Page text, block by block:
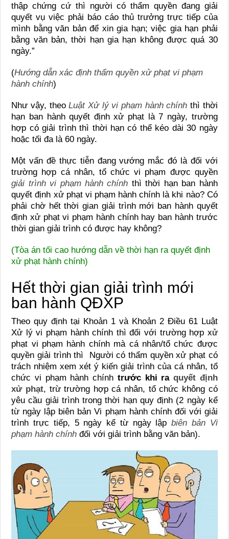
thập chứng cứ thì người có thẩm quyền đang giải
quyết vụ việc phải báo cáo thủ trưởng trực tiếp của
mình bằng văn bản để xin gia hạn; việc gia hạn phải
bằng văn bản, thời hạn gia hạn không được quá 30
ngày.”
(Hướng dẫn xác định thẩm quyền xử phạt vi phạm
hành chính)
Như vậy, theoLuật Xử lý vi phạm hành chính thì thời
hạn ban hành quyết định xử phạt là 7 ngày, trường
hợp có giải trình thì thời hạn có thể kéo dài 30 ngày
hoặc tối đa là 60 ngày.
Một vấn đề thực tiễn đang vướng mắc đó là đối với
trường hợp cá nhân, tổ chức vi phạm được quyền
giải trình vi phạm hành chính thì thời hạn ban hành
quyết định xử phạt vi phạm hành chính là khi nào? Có
phải chờ hết thời gian giải trình mới ban hành quyết
định xử phạt vi phạm hành chính hay ban hành trước
thời gian giải trình có được hay không?
(Tòa án tối cao hướng dẫn về thời hạn ra quyết định
xử phạt hành chính)
Hết thời gian giải trình mới
ban hành QĐXP
Theo quy định tại Khoản 1 và Khoản 2 Điều 61 Luật
Xử lý vi phạm hành chính thì đối với trường hợp xử
phạt vi phạm hành chính mà cá nhân/tổ chức được
quyền giải trình thì Người có thẩm quyền xử phạt có
trách nhiệm xem xét ý kiến giải trình của cá nhân, tổ
chức vi phạm hành chính trước khi raquyết định
xử phạt, trừ trường hợp cá nhân, tổ chức không có
yêu cầu giải trình trong thời hạn quy định (2 ngày kể
từ ngày lập biên bản Vi phạm hành chính đối với giải
trình trực tiếp, 5 ngày kể từ ngày lậpbiên bản Vi
phạm hành chính đối với giải trình bằng văn bản).